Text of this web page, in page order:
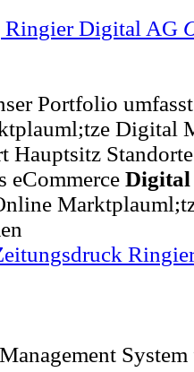
Digital AG
Portfolio
Digital
Hauptsitz
eCommerce Digital